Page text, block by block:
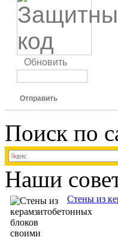
Обновить
Отправить
Поиск по
Наши
Стены из